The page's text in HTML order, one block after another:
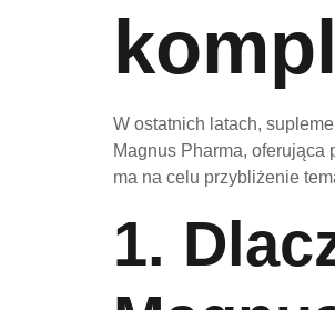
W ostatnich latach,
Magnus Pharma, oferująca
ma na celu przybliżenie
1.